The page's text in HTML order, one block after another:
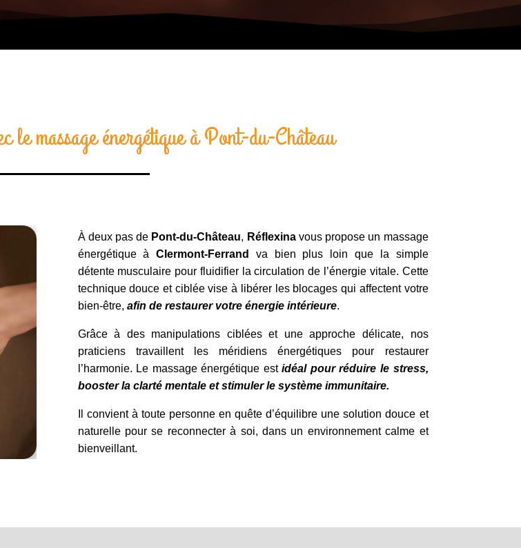
le massage énergétique à Pont-du-Château
À deux pas de Pont-du-Château, Réflexinavous propose un massage
énergétique àClermont-Ferrand
va bien plus loin que la simple
détente musculaire pour fluidifier la circulation de l’énergie vitale. Cette
technique douce et ciblée vise à libérer les blocages qui affectent votre
bien-être, afin de restaurer votre énergie intérieure.
Grâce à des manipulations ciblées et une approche délicate, nos
praticiens travaillent les méridiens énergétiques pour restaurer
l’harmonie. Le massage énergétique estidéal pour réduire le stress,
booster la clarté mentale et stimuler le système immunitaire.
Il convient à toute personne en quête d’équilibre une solution douce et
naturelle pour se reconnecter à soi, dans un environnement calme et
bienveillant.